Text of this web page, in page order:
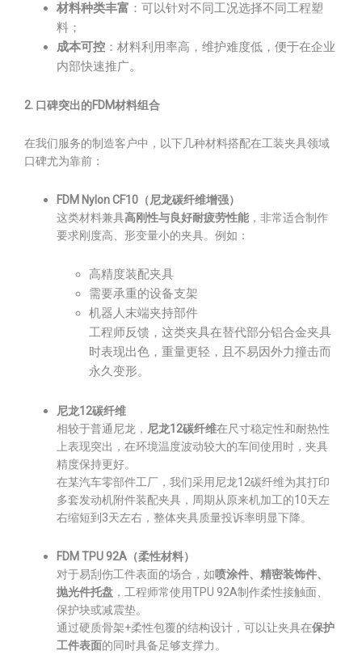
材料种类丰富 ：可以针对不同工况选择不同工程塑
料；
成本可控 ：材料利用率高，维护难度低，便于在企业
内部快速推广。
2. 口碑突出的FDM材料组合
在我们服务的制造客户中，以下几种材料搭配在工装夹具领域
口碑尤为靠前：
FDM Nylon CF10（尼龙碳纤维增强）
这类材料兼具高刚性与良好耐疲劳性能 ，非常适合制作
要求刚度高、形变量小的夹具。例如：
高精度装配夹具
需要承重的设备支架
机器人末端夹持部件
工程师反馈，这类夹具在替代部分铝合金夹具
时表现出色，重量更轻，且不易因外力撞击而
永久变形。
尼龙12碳纤维
相较于普通尼龙， 尼龙12碳纤维在尺寸稳定性和耐热性
上表现突出，在环境温度波动较大的车间使用时，夹具
精度保持更好。
在某汽车零部件工厂，我们采用尼龙12碳纤维为其打印
多套发动机附件装配夹具，周期从原来机加工的10天左
右缩短到3天左右，整体夹具质量投诉率明显下降。
FDM TPU 92A（柔性材料）
对于易刮伤工件表面的场合，如喷涂件、精密装饰件、
抛光件托盘 ，工程师常使用TPU 92A制作柔性接触面、
保护块或减震垫。
通过硬质骨架+柔性包覆的结构设计，可以让夹具在保护
工件表面的同时具备足够支撑力。